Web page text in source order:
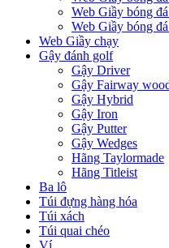
Web Giầy bóng
Web Giầy bóng
Web Giầy chạy
Gậy đánh golf
Gậy Driver
Gậy Fairway
Gậy Hybrid
Gậy Iron
Gậy Putter
Gậy Wedges
Hãng Taylormade
Hãng Titleist
Ba lô
Túi đựng hàng hóa
Túi xách
Túi quai chéo
Ví